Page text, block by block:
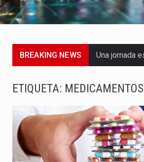
BREAKING NEWS
ETIQUETA: MEDICAMENTOS